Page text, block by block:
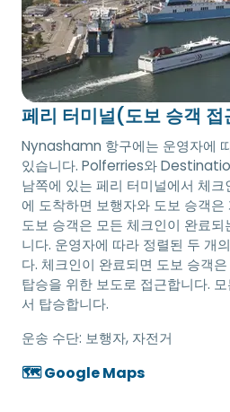
페리 터미널(도보 승객 접
Nynashamn 항구에는 운영자에
있습니다. Polferries와
남쪽에 있는 페리 터미널에서 체
에 도착하면 보행자와 도보 승객
도보 승객은 모든 체크인이 완료
니다. 운영자에 따라 정렬된 두 개
다. 체크인이 완료되면 도보 승객
탑승을 위한 보도로 접근합니다.
서 탑승합니다.
운송 수단: 보행자, 자전거
🗺️ Google Maps